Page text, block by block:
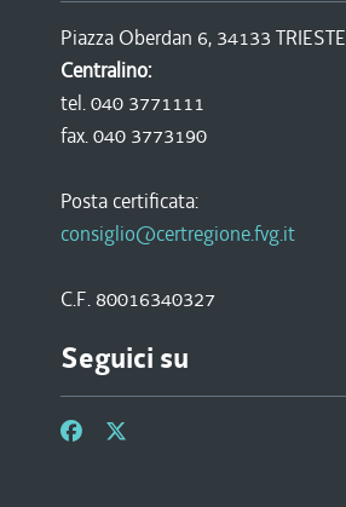
Piazza Oberdan 6, 34133 TRIESTE
Centralino:
tel. 040 3771111
fax. 040 3773190
Posta certificata:
consiglio@certregione.fvg.it
C.F. 80016340327
Seguici su